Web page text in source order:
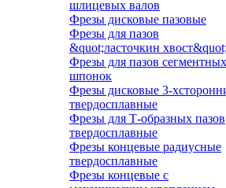
шлицевых валов
Фрезы дисковые пазовые
Фрезы для пазов
&quot;ласточкин хвост&quot;
Фрезы для пазов сегментных
шпонок
Фрезы дисковые 3-
твердосплавные
Фрезы для Т-образных пазов
твердосплавные
Фрезы концевые радиусные
твердосплавные
Фрезы концевые с